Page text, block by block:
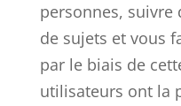
personnes, suivre
de sujets et vous
par le biais de
utilisateurs ont la